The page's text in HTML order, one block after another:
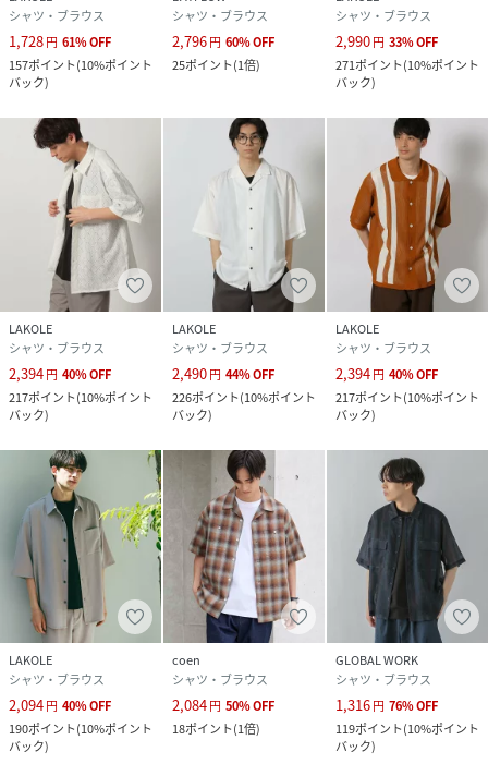
シャツ・ブラウス
1,728円 61%OFF
157ポイント(10%ポイント
バック)
シャツ・ブラウス
2,796円 60%OFF
25ポイント(1倍)
シャツ・ブラウス
2,990円 33%OFF
271ポイント(10%ポイント
バック)
LAKOLE
シャツ・ブラウス
2,394円 40%OFF
217ポイント(10%ポイント
バック)
LAKOLE
シャツ・ブラウス
2,490円 44%OFF
226ポイント(10%ポイント
バック)
LAKOLE
シャツ・ブラウス
2,394円 40%OFF
217ポイント(10%ポイント
バック)
LAKOLE
シャツ・ブラウス
2,094円 40%OFF
190ポイント(10%ポイント
バック)
coen
シャツ・ブラウス
2,084円 50%OFF
18ポイント(1倍)
GLOBAL WORK
シャツ・ブラウス
1,316円 76%OFF
119ポイント(10%ポイント
バック)